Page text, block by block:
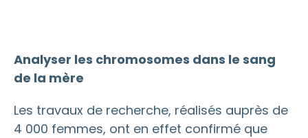
Analyser les chromosomes dans le sang
de la mère
Les travaux de recherche, réalisés auprès de
4 000 femmes, ont en effet confirmé que